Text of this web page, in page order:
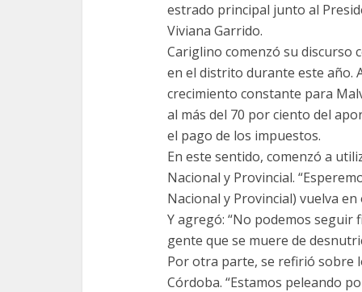
estrado principal junto al
Viviana Garrido.
Cariglino comenzó su discurso
en el distrito durante este año.
crecimiento constante para
al más del 70 por ciento del
el pago de los impuestos.
En este sentido, comenzó a
Nacional y Provincial.
Nacional y Provincial) vuelva
Y agregó: “No podemos seguir
gente que se muere de
Por otra parte, se refirió sobre
Córdoba. “Estamos peleando